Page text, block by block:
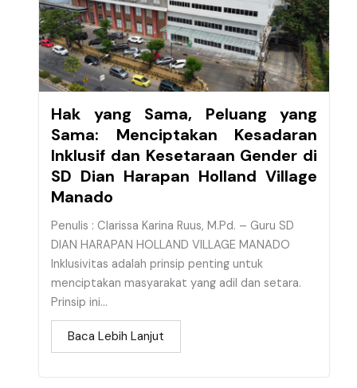
Hak yang Sama, Peluang yang
Sama: Menciptakan Kesadaran
Inklusif dan Kesetaraan Gender di
SD Dian Harapan Holland Village
Manado
Penulis : Clarissa Karina Ruus, M.Pd. – Guru SD
DIAN HARAPAN HOLLAND VILLAGE MANADO
Inklusivitas adalah prinsip penting untuk
menciptakan masyarakat yang adil dan setara.
Prinsip ini...
Baca Lebih Lanjut